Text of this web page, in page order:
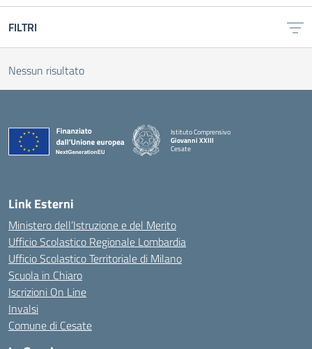
FILTRI
Nessun risultato
Istituto Comprensivo
Giovanni XXIII
Cesate
Link Esterni
Ministero dell’Istruzione e del Merito
Ufficio Scolastico Regionale Lombardia
Ufficio Scolastico Territoriale di Milano
Scuola in Chiaro
Iscrizioni On Line
Invalsi
Comune di Cesate